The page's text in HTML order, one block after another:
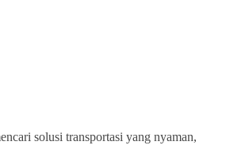
solusi transportasi yang nyaman,